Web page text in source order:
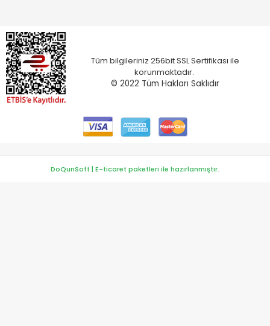
Tüm bilgileriniz 256bit SSL Sertifikası ile
korunmaktadır.
© 2022 Tüm Hakları Saklıdır
DoQunSoft | E-ticaret paketleri ile hazırlanmıştır.